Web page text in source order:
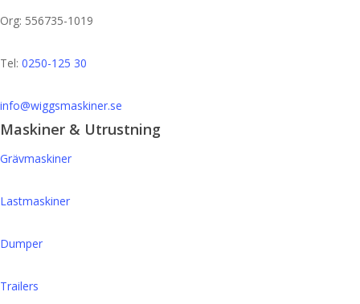
Org: 556735-1019
Tel: 0250-125 30
info@wiggsmaskiner.se
Maskiner & Utrustning
Grävmaskiner
Lastmaskiner
Dumper
Trailers